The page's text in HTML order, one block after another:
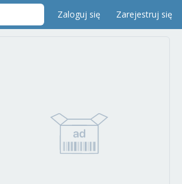
Zaloguj się Zarejestruj się